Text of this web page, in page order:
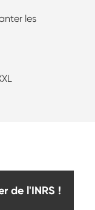
les
de l'INRS !